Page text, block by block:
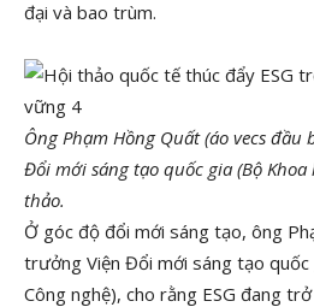
đại và bao trùm.
Ông Phạm Hồng Quất (áo vecs đầu
Đổi mới sáng tạo quốc gia (Bộ
thảo.
Ở góc độ đổi mới sáng tạo, ông
trưởng Viện Đổi mới sáng tạo quốc
Công nghệ), cho rằng ESG đang